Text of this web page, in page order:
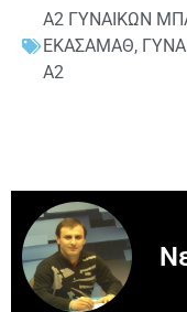
Α2 ΓΥΝΑΙΚΩΝ
ΕΚΑΣΑΜΑΘ,
Α2